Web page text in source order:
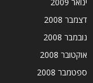
דצמבר 2008
נובמבר 2008
אוקטובר 2008
ספטמבר 2008